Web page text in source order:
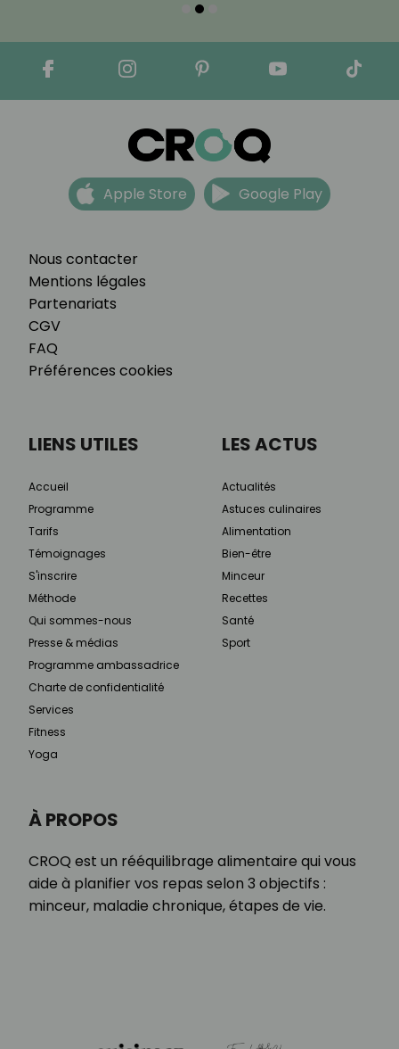
Nous contacter
Mentions légales
Partenariats
CGV
FAQ
Préférences cookies
Apple Store Google Play
À PROPOS
CROQ est un rééquilibrage alimentaire qui vous
aide à planifier vos repas selon 3 objectifs :
minceur, maladie chronique, étapes de vie.
LIENS UTILES
Accueil
Programme
Tarifs
Témoignages
S'inscrire
Méthode
Qui sommes-nous
Presse & médias
Programme ambassadrice
Charte de confidentialité
Services
Fitness
Yoga
LES ACTUS
Actualités
Astuces culinaires
Alimentation
Bien-être
Minceur
Recettes
Santé
Sport